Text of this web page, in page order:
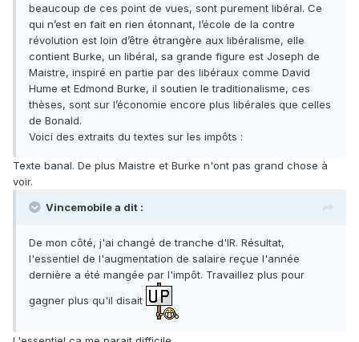
beaucoup de ces point de vues, sont purement libéral. Ce
qui n’est en fait en rien étonnant, l’école de la contre
révolution est loin d’être étrangère aux libéralisme, elle
contient Burke, un libéral, sa grande figure est Joseph de
Maistre, inspiré en partie par des libéraux comme David
Hume et Edmond Burke, il soutien le traditionalisme, ces
thèses, sont sur l’économie encore plus libérales que celles
de Bonald.
Voici des extraits du textes sur les impôts :
Texte banal. De plus Maistre et Burke n'ont pas grand chose à
voir.
Vincemobile a dit :
De mon côté, j'ai changé de tranche d'IR. Résultat,
l'essentiel de l'augmentation de salaire reçue l'année
dernière a été mangée par l'impôt. Travaillez plus pour
gagner plus qu'il disait